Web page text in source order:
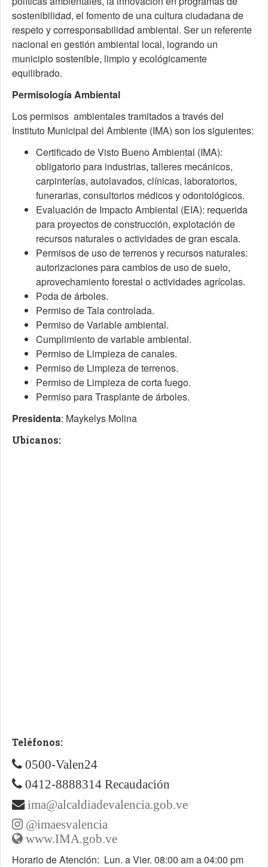
sostenibilidad, el fomento de una cultura ciudadana de
respeto y corresponsabilidad ambiental. Ser un referente
nacional en gestión ambiental local, logrando un
municipio sostenible, limpio y ecológicamente
equilibrado.
Permisología Ambiental
Los permisos ambientales tramitados a través del
Instituto Municipal del Ambiente (IMA) son los siguientes:
Certificado de Visto Bueno Ambiental (IMA):
obligatorio para industrias, talleres mecánicos,
carpinterías, autolavados, clínicas, laboratorios,
funerarias, consultorios médicos y odontológicos.
Evaluación de Impacto Ambiental (EIA): requerida
para proyectos de construcción, explotación de
recursos naturales o actividades de gran escala.
Permisos de uso de terrenos y recursos naturales:
autorizaciones para cambios de uso de suelo,
aprovechamiento forestal o actividades agrícolas.
Poda de árboles.
Permiso de Tala controlada.
Permiso de Variable ambiental.
Cumplimiento de variable ambiental.
Permiso de Limpieza de canales.
Permiso de Limpieza de terrenos.
Permiso de Limpieza de corta fuego.
Permiso para Trasplante de árboles.
Presidenta: Maykelys Molina
Ubícanos:
Teléfonos:
0500-Valen24
0412-8888314 Recaudación
ima@alcaldiadevalencia.gob.ve
@imaesvalencia
www.IMA.gob.ve
Horario de Atención: Lun. a Vier. 08:00 am a 04:00 pm